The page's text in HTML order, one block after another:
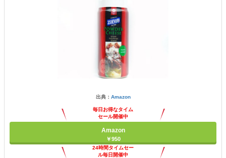
出典： Amazon
毎日お得なタイム
セール開催中
Amazon
￥950
24時間タイムセー
ル毎日開催中